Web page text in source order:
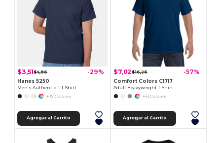
$3,51$4,96 -29%
Hanes 5250
Men's Authentic-T T-Shirt
+37 Colores
Agregar al Carrito
$7,02$16,26 -57%
Comfort Colors C1717
Adult Heavyweight T-Shirt
+51 Colores
Agregar al Carrito